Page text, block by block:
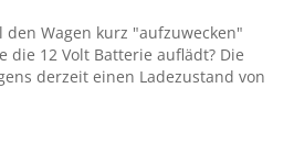
den Wagen kurz "aufzuwecken"
12 Volt Batterie auflädt? Die
derzeit einen Ladezustand von